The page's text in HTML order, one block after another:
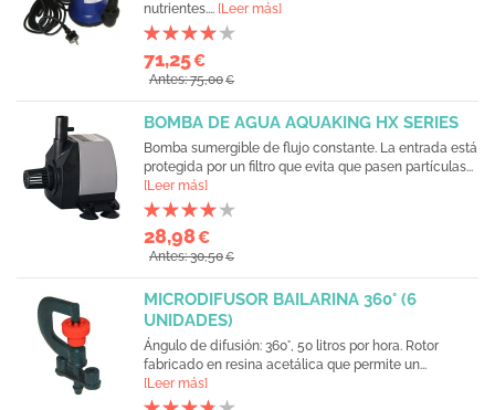
nutrientes.... [Leer más]
71,25€
Antes: 75,00€
BOMBA DE AGUA AQUAKING HX SERIES
Bomba sumergible de flujo constante. La entrada está
protegida por un filtro que evita que pasen partículas...
[Leer más]
28,98€
Antes: 30,50€
MICRODIFUSOR BAILARINA 360° (6
UNIDADES)
Ángulo de difusión: 360°, 50 litros por hora. Rotor
fabricado en resina acetálica que permite un...
[Leer más]